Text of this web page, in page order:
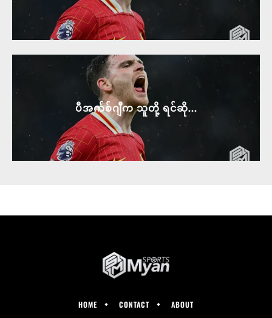
ပီအက်စ်ဂျီက သူတို့ ရင်ဆို...
HOME CONTACT ABOUT